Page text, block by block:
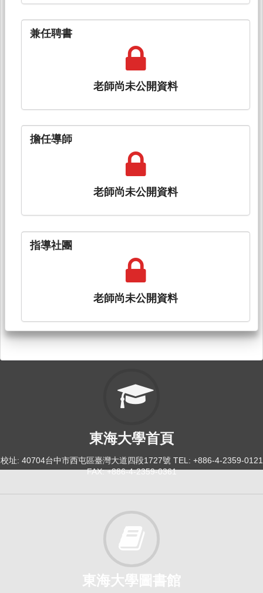
兼任聘書
老師尚未公開資料
擔任導師
老師尚未公開資料
指導社團
老師尚未公開資料
東海大學首頁
校址: 40704台中市西屯區臺灣大道四段1727號 TEL: +886-4-2359-0121
FAX: +886-4-2359-0361
東海大學圖書館